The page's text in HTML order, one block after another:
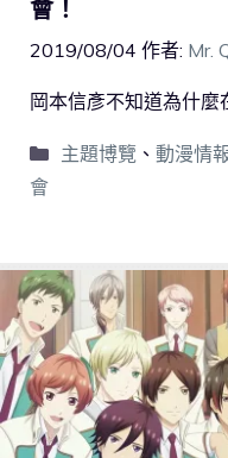
會！
2019/08/04 作者: Mr.
岡本信彥不知道為什
主題博覽 、 動漫情
會